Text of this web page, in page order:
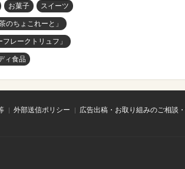
お菓子 スイーツ
のちょこれーと」
レークトリュフ」
ィ食品
外部送信ポリシー
広告出稿・お取り組みのご相談